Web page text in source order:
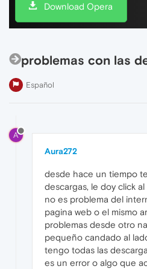
Download Opera
problemas con las
Español
A
Aura272
desde hace un tiempo
descargas, le doy click
no es problema del
pagina web o el mismo
problemas desde otro
pequeño candado al
tengo todas las
es un error o algo que